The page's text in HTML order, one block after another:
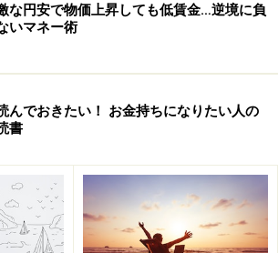
ケットシェアをとる、製造コストを下
薄利多売でビジネスを仕掛けること
をやると疲弊する。
益率の高いビジネスを仕掛ける、商材
な円安で物価上昇しても低賃金…逆境に負
いマネー術
んでおきたい！ お金持ちになりたい人の
書